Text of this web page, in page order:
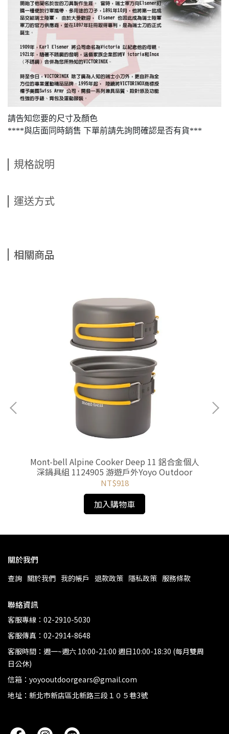
請告知您要的尺寸及顏色
****與店面同時銷售 下單前請先詢問確認是否有貨***
規格說明
運送方式
相關商品
Mont-bell Alpine Cooker Deep 11 鋁合金個人
深鍋具組 1124905 游遊戶外Yoyo Outdoor
NT$918
加入購物車
關於我們
查詢 關於我們 我的帳戶 退款政策 隱私政策 服務條款
聯絡資訊
客服專線：02-2910-5030
客服傳真：02-2914-8648
客服時間：週一~週六 10:00-21:00 週日10:00-18:30 (每月雙周
日公休)
信箱：yoyooutdoorgears@gmail.com
地址：新北市新店區北新路三段１０５巷3號